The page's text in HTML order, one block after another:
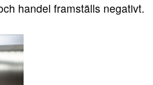
handel framställs negativt.